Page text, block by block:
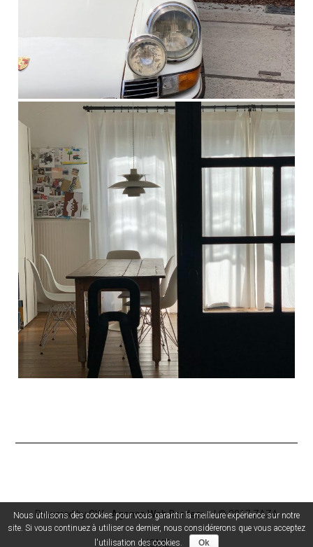
Powered byGW - Agence Web Bordeaux| © 2017 ZAZA
HOME.
Nous utilisons des cookies pour vous garantir la meilleure expérience sur notre
site. Si vous continuez à utiliser ce dernier, nous considérerons que vous acceptez
l'utilisation des cookies.
Ok